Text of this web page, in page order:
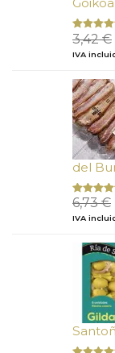
con
de 5
3,42€
IVA
del
con
5
6,73€
IVA